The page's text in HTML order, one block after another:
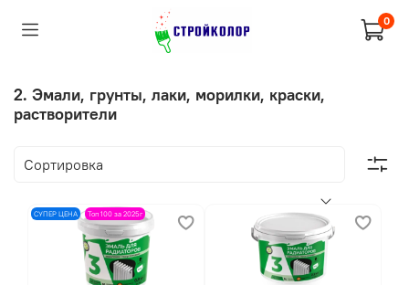
0
2. Эмали, грунты, лаки, морилки, краски,
растворители
СУПЕР ЦЕНА Топ 100 за 2025г